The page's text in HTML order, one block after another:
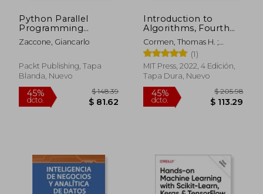
45%
dcto. $ 37.17
45%
dcto. $
Python Parallel
Programming
Cookbook (en Inglés)
Zaccone, Giancarlo
Packt Publishing, Tapa
Blanda, Nuevo
Introduction to
Algorithms, Fourth
Edition (en Inglés)
Cormen, Thomas H. ;
Leiserson, Charles E. ;
Rivest, Ronald L.
(1)
MIT Press, 2022, 4 Edición,
Tapa Dura, Nuevo